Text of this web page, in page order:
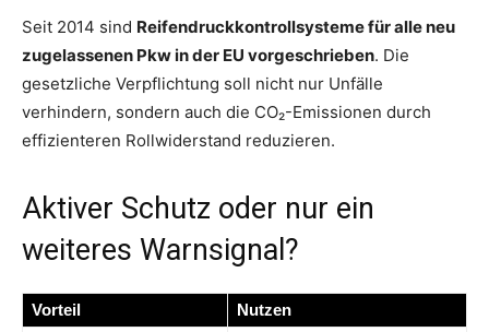
Seit 2014 sind Reifendruckkontrollsysteme für alle neu
zugelassenen Pkw in der EU vorgeschrieben. Die
gesetzliche Verpflichtung soll nicht nur Unfälle
verhindern, sondern auch die CO₂-Emissionen durch
effizienteren Rollwiderstand reduzieren.
Aktiver Schutz oder nur ein
weiteres Warnsignal?
Vorteil Nutzen